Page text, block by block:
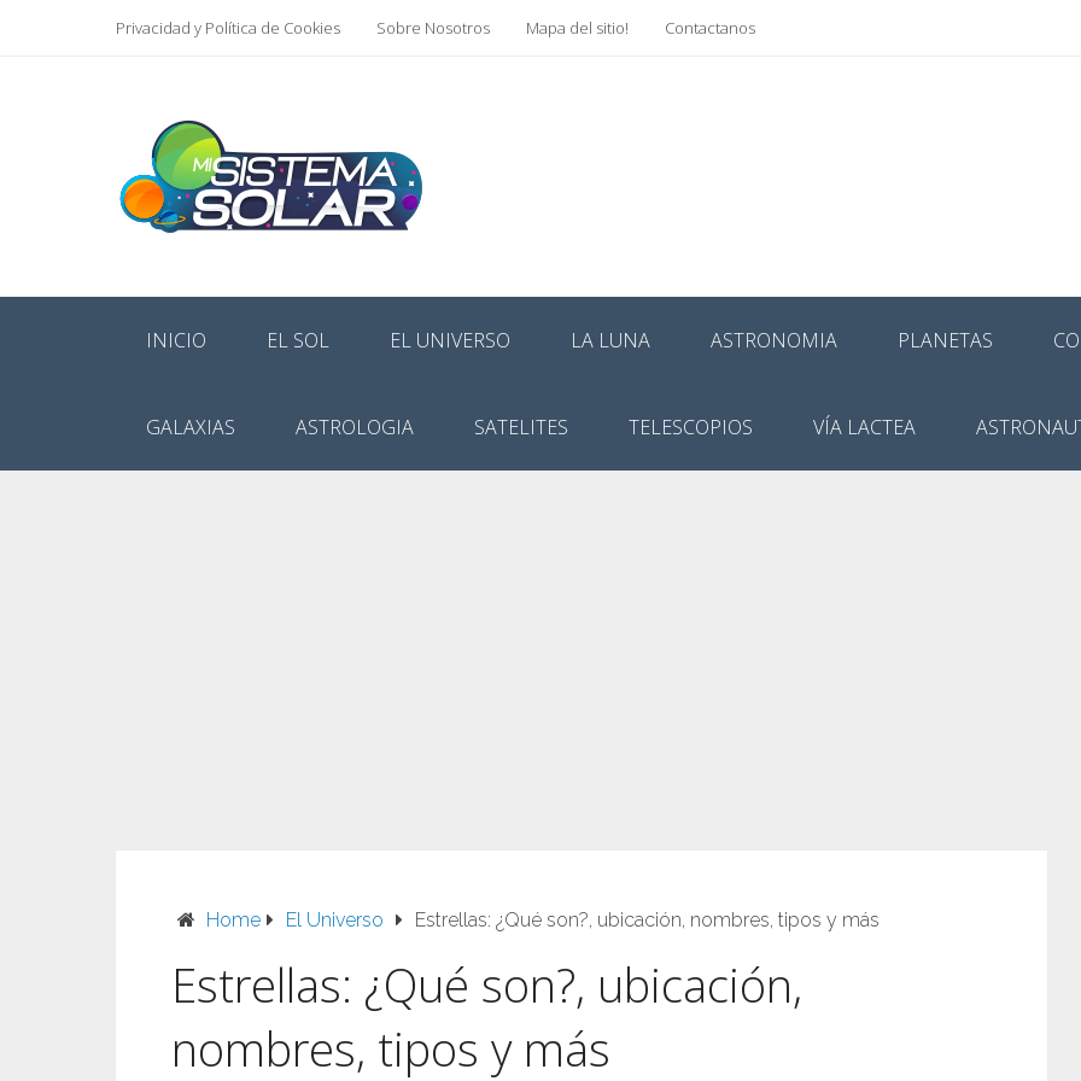
Privacidad y Política de Cookies Sobre Nosotros Mapa del sitio! Contactanos
INICIO EL SOL EL UNIVERSO LA LUNA ASTRONOMIA PLANETAS
GALAXIAS ASTROLOGIA SATELITES TELESCOPIOS VÍA LACTEA
Home El Universo Estrellas: ¿Qué son?, ubicación, nombres, tipos y más
Estrellas: ¿Qué son?, ubicación,
nombres, tipos y más